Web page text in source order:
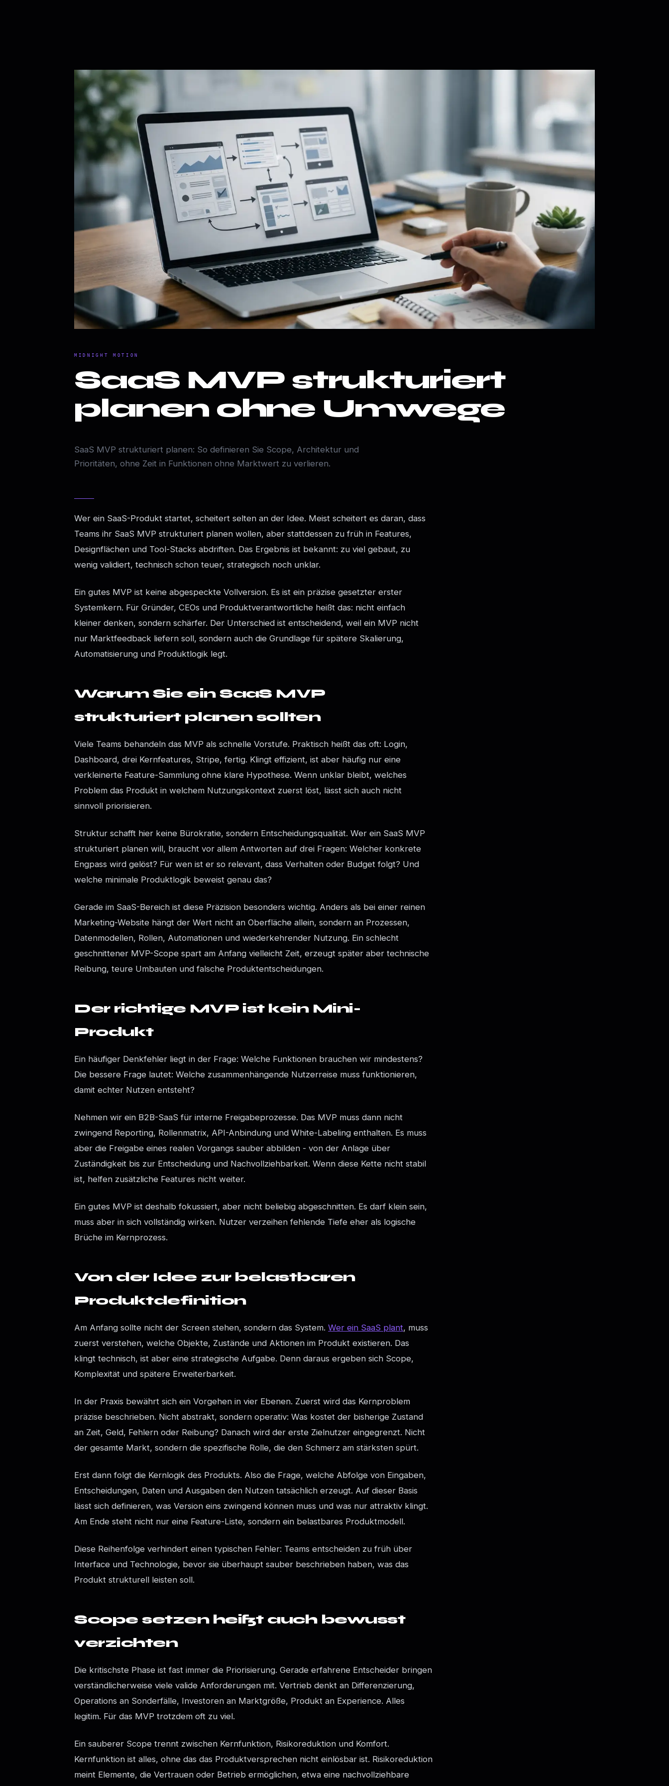
MIDNIGHT MOTION
SaaS MVP strukturiert
planen ohne Umwege
SaaS MVP strukturiert planen: So definieren Sie Scope, Architektur und
Prioritäten, ohne Zeit in Funktionen ohne Marktwert zu verlieren.
Wer ein SaaS-Produkt startet, scheitert selten an der Idee. Meist scheitert es daran, dass
Teams ihr SaaS MVP strukturiert planen wollen, aber stattdessen zu früh in Features,
Designflächen und Tool-Stacks abdriften. Das Ergebnis ist bekannt: zu viel gebaut, zu
wenig validiert, technisch schon teuer, strategisch noch unklar.
Ein gutes MVP ist keine abgespeckte Vollversion. Es ist ein präzise gesetzter erster
Systemkern. Für Gründer, CEOs und Produktverantwortliche heißt das: nicht einfach
kleiner denken, sondern schärfer. Der Unterschied ist entscheidend, weil ein MVP nicht
nur Marktfeedback liefern soll, sondern auch die Grundlage für spätere Skalierung,
Automatisierung und Produktlogik legt.
Warum Sie ein SaaS MVP
strukturiert planen sollten
Viele Teams behandeln das MVP als schnelle Vorstufe. Praktisch heißt das oft: Login,
Dashboard, drei Kernfeatures, Stripe, fertig. Klingt effizient, ist aber häufig nur eine
verkleinerte Feature-Sammlung ohne klare Hypothese. Wenn unklar bleibt, welches
Problem das Produkt in welchem Nutzungskontext zuerst löst, lässt sich auch nicht
sinnvoll priorisieren.
Struktur schafft hier keine Bürokratie, sondern Entscheidungsqualität. Wer ein SaaS MVP
strukturiert planen will, braucht vor allem Antworten auf drei Fragen: Welcher konkrete
Engpass wird gelöst? Für wen ist er so relevant, dass Verhalten oder Budget folgt? Und
welche minimale Produktlogik beweist genau das?
Gerade im SaaS-Bereich ist diese Präzision besonders wichtig. Anders als bei einer reinen
Marketing-Website hängt der Wert nicht an Oberfläche allein, sondern an Prozessen,
Datenmodellen, Rollen, Automationen und wiederkehrender Nutzung. Ein schlecht
geschnittener MVP-Scope spart am Anfang vielleicht Zeit, erzeugt später aber technische
Reibung, teure Umbauten und falsche Produktentscheidungen.
Der richtige MVP ist kein Mini-
Produkt
Ein häufiger Denkfehler liegt in der Frage: Welche Funktionen brauchen wir mindestens?
Die bessere Frage lautet: Welche zusammenhängende Nutzerreise muss funktionieren,
damit echter Nutzen entsteht?
Nehmen wir ein B2B-SaaS für interne Freigabeprozesse. Das MVP muss dann nicht
zwingend Reporting, Rollenmatrix, API-Anbindung und White-Labeling enthalten. Es muss
aber die Freigabe eines realen Vorgangs sauber abbilden - von der Anlage über
Zuständigkeit bis zur Entscheidung und Nachvollziehbarkeit. Wenn diese Kette nicht stabil
ist, helfen zusätzliche Features nicht weiter.
Ein gutes MVP ist deshalb fokussiert, aber nicht beliebig abgeschnitten. Es darf klein sein,
muss aber in sich vollständig wirken. Nutzer verzeihen fehlende Tiefe eher als logische
Brüche im Kernprozess.
Von der Idee zur belastbaren
Produktdefinition
Am Anfang sollte nicht der Screen stehen, sondern das System.Wer ein SaaS plant, muss
zuerst verstehen, welche Objekte, Zustände und Aktionen im Produkt existieren. Das
klingt technisch, ist aber eine strategische Aufgabe. Denn daraus ergeben sich Scope,
Komplexität und spätere Erweiterbarkeit.
In der Praxis bewährt sich ein Vorgehen in vier Ebenen. Zuerst wird das Kernproblem
präzise beschrieben. Nicht abstrakt, sondern operativ: Was kostet der bisherige Zustand
an Zeit, Geld, Fehlern oder Reibung? Danach wird der erste Zielnutzer eingegrenzt. Nicht
der gesamte Markt, sondern die spezifische Rolle, die den Schmerz am stärksten spürt.
Erst dann folgt die Kernlogik des Produkts. Also die Frage, welche Abfolge von Eingaben,
Entscheidungen, Daten und Ausgaben den Nutzen tatsächlich erzeugt. Auf dieser Basis
lässt sich definieren, was Version eins zwingend können muss und was nur attraktiv klingt.
Am Ende steht nicht nur eine Feature-Liste, sondern ein belastbares Produktmodell.
Diese Reihenfolge verhindert einen typischen Fehler: Teams entscheiden zu früh über
Interface und Technologie, bevor sie überhaupt sauber beschrieben haben, was das
Produkt strukturell leisten soll.
Scope setzen heißt auch bewusst
verzichten
Die kritischste Phase ist fast immer die Priorisierung. Gerade erfahrene Entscheider bringen
verständlicherweise viele valide Anforderungen mit. Vertrieb denkt an Differenzierung,
Operations an Sonderfälle, Investoren an Marktgröße, Produkt an Experience. Alles
legitim. Für das MVP trotzdem oft zu viel.
Ein sauberer Scope trennt zwischen Kernfunktion, Risikoreduktion und Komfort.
Kernfunktion ist alles, ohne das das Produktversprechen nicht einlösbar ist. Risikoreduktion
meint Elemente, die Vertrauen oder Betrieb ermöglichen, etwa eine nachvollziehbare